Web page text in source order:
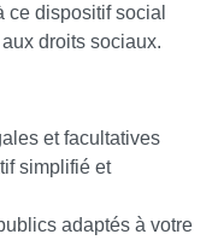
ce dispositif social
droits sociaux.
et facultatives
simplifié et
adaptés à votre